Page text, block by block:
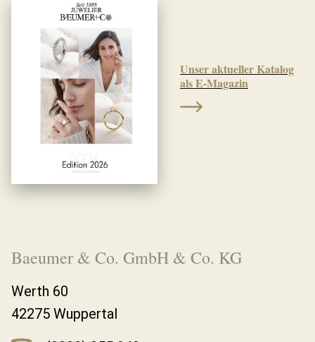
Unser aktueller Katalog
als E-Magazin
Baeumer & Co. GmbH & Co. KG
Werth 60
42275 Wuppertal